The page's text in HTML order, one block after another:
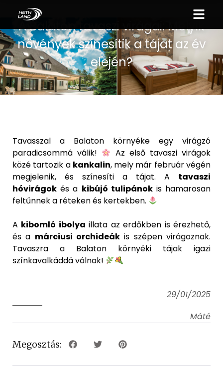
A Balaton tavaszi virágai: Melyik
növények színesítik a tájat az év
elején?
Tavasszal a Balaton környéke egy virágzó
paradicsommá válik!
Az első tavaszi virágok
közé tartozik a kankalin, mely már február végén
megjelenik, és színesíti a tájat. A tavaszi
hóvirágok és a kibújó tulipánokis hamarosan
feltűnnek a réteken és kertekben.
A kibomló ibolya illata az erdőkben is érezhető,
és a márciusi orchideák is szépen virágoznak.
Tavaszra a Balaton környéki tájak igazi
színkavalkáddá válnak!
29/01/2025
Máté
Megosztás: